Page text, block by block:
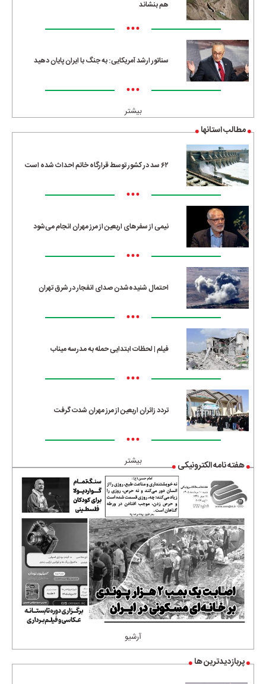
هم بنشاند
•••
سناتور ارشد آمریکایی: به جنگ با ایران پایان دهید
•••
بیشتر
مطالب استانها
۶۲ سد در کشور توسط قرارگاه خاتم احداث شده است
•••
نیمی از سفرهای اربعین از مرز مهران انجام می‌شود
•••
احتمال شنیده‌شدن صدای انفجار در شرق تهران
•••
فیلم | لحظات ابتدایی حمله به مدرسه میناب
•••
تردد زائران اربعین از مرز مهران شدت گرفت
•••
بیشتر هفته نامه الکترونیکی
آرشیو
پربازدیدترین ها